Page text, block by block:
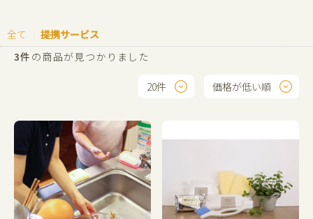
全て
提携サービス
3件 の商品が見つかりました